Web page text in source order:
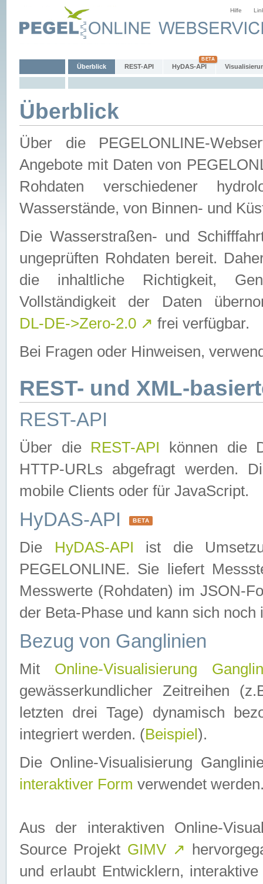
Hilfe
Überblick REST-API HyDAS-API
Überblick
Über die PEGELONLINE-
Angebote mit Daten von
Rohdaten verschiedener
Wasserstände, von Binnen- und
Die Wasserstraßen- und
ungeprüften Rohdaten bereit.
die inhaltliche Richtigkeit,
Vollständigkeit der Daten
DL-DE->Zero-2.0 ↗ frei verfügbar.
Bei Fragen oder Hinweisen,
REST- und XML-
REST-API
Über die REST-API können die
HTTP-URLs abgefragt werden.
mobile Clients oder für JavaScript.
HyDAS-API BETA
Die HyDAS-API ist die
PEGELONLINE. Sie liefert
Messwerte (Rohdaten) im JSON-
der Beta-Phase und kann sich noch
Bezug von Ganglinien
Mit Online-Visualisierung
gewässerkundlicher Zeitreihen
letzten drei Tage) dynamisch
integriert werden. (Beispiel ).
Die Online-Visualisierung
interaktiver Form verwendet
Aus der interaktiven Online-
Source Projekt GIMV ↗
und erlaubt Entwicklern,